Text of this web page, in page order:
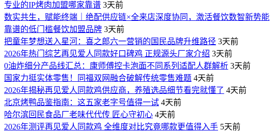
专业的IP烤肉加盟哪家靠谱 3天前
数实共生，赋能终端｜绝配供应链×全来店深度协同，激活餐饮数智新势能
靠谱的低门槛餐饮加盟品牌 3天前
把童年梦想送入星河：喜之郎六一营销的国民品牌升维路径 3天前
2026年热门综艺再见爱人同款好口碑鸡 正规源头厂家介绍 3天前
0油炸细分产品线汇总：康师傅控卡泡面不同系列适配人群解析 3天前
国家力挺实体零售！同福双网融合破解传统零售难题 4天前
2026年揭秘再见爱人同款鸡供应商，养殖选品细节看完就懂了 4天前
北京烤鸭品鉴指南：这五家老字号值得一试 4天前
哈尔滨回民食品厂老味代代传 匠心守初心 4天前
2026年测评再见爱人同款鸡 全维度对比究竟哪款更值得入手 5天前